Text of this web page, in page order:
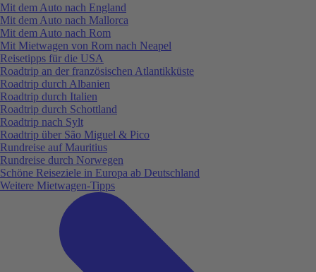
Mit dem Auto nach England
Mit dem Auto nach Mallorca
Mit dem Auto nach Rom
Mit Mietwagen von Rom nach Neapel
Reisetipps für die USA
Roadtrip an der französischen Atlantikküste
Roadtrip durch Albanien
Roadtrip durch Italien
Roadtrip durch Schottland
Roadtrip nach Sylt
Roadtrip über São Miguel & Pico
Rundreise auf Mauritius
Rundreise durch Norwegen
Schöne Reiseziele in Europa ab Deutschland
Weitere Mietwagen-Tipps